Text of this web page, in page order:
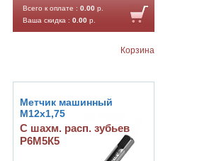
Всего к оплате : 0.00 р.
Ваша скидка : 0.00 р.
Корзина
Метчик машинный
М12х1,75
С шахм. расп. зубьев
Р6М5К5